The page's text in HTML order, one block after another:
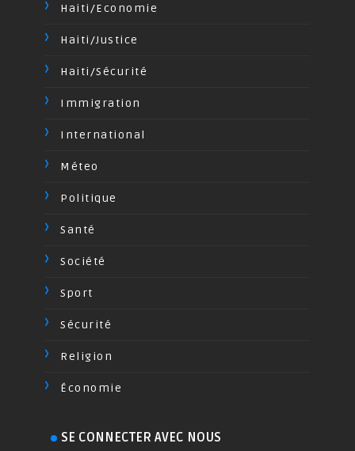
Haiti/Economie
Haiti/Justice
Haiti/Sécurité
Immigration
International
Méteo
Politique
Santé
Société
Sport
Sécurité
Religion
Économie
SE CONNECTER AVEC NOUS